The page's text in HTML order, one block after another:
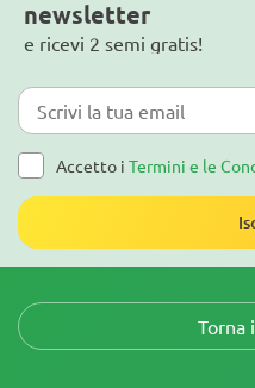
newsletter
e ricevi 2 semi gratis!
Accetto i Termini e le
Torna